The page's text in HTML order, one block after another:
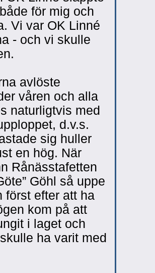
för mig och
Vi var OK Linné
- och vi skulle
avlöste
våren och alla
naturligtvis med
d.v.s.
sig huller
en hög. När
Rånässtafetten
Göhl så uppe
först efter att ha
kom på att
i laget och
ha varit med